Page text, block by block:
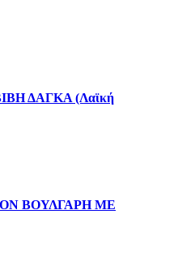
ΔΑΓΚΑ (Λαϊκή
ΒΟΥΛΓΑΡΗ ΜΕ